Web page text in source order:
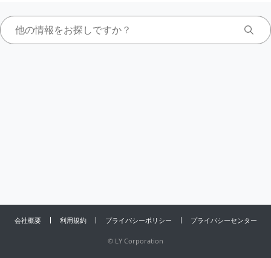
会社概要 利用規約 プライバシーポリシー プライバシーセンター
© LY Corporation